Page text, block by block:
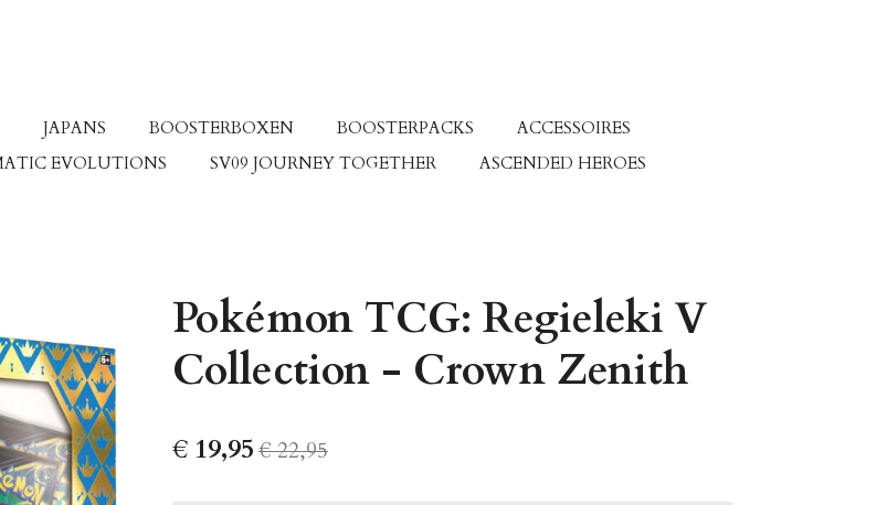
JAPANS BOOSTERBOXEN BOOSTERPACKS
ACCESSOIRES
EVOLUTIONS SV09 JOURNEY TOGETHER
ASCENDED HEROES
Pokémon TCG: Regieleki V
Collection - Crown Zenith
€ 19,95€ 22,95